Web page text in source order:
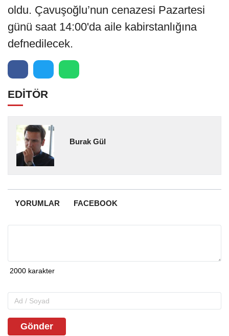
oldu. Çavuşoğlu’nun cenazesi Pazartesi
günü saat 14:00'da aile kabirstanlığına
defnedilecek.
EDİTÖR
Burak Gül
YORUMLAR FACEBOOK
Gönder